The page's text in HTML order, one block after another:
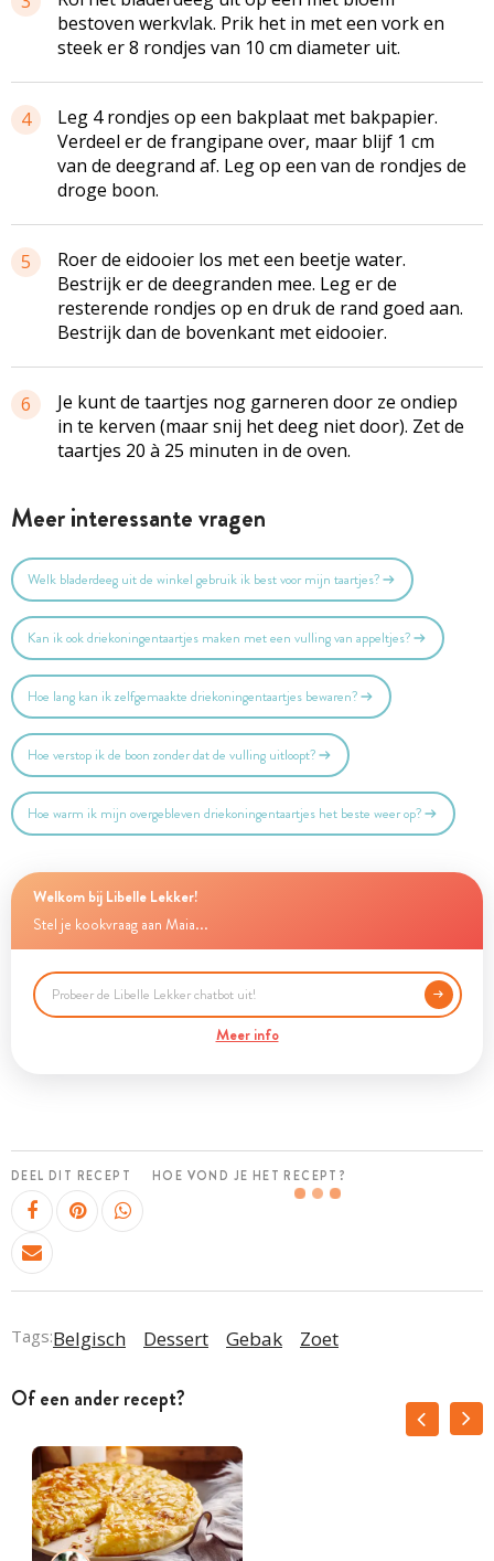
bestoven werkvlak. Prik het in met een vork en
steek er 8 rondjes van 10 cm diameter uit.
4
Leg 4 rondjes op een bakplaat met bakpapier.
Verdeel er de frangipane over, maar blijf 1 cm
van de deegrand af. Leg op een van de rondjes de
droge boon.
5
Roer de eidooier los met een beetje water.
Bestrijk er de deegranden mee. Leg er de
resterende rondjes op en druk de rand goed aan.
Bestrijk dan de bovenkant met eidooier.
6
Je kunt de taartjes nog garneren door ze ondiep
in te kerven (maar snij het deeg niet door). Zet de
taartjes 20 à 25 minuten in de oven.
Meer interessante vragen
Welk bladerdeeg uit de winkel gebruik ik best voor mijn taartjes?
Kan ik ook driekoningentaartjes maken met een vulling van appeltjes?
Hoe lang kan ik zelfgemaakte driekoningentaartjes bewaren?
Hoe verstop ik de boon zonder dat de vulling uitloopt?
Hoe warm ik mijn overgebleven driekoningentaartjes het beste weer op?
Welkom bij Libelle Lekker!
Stel je kookvraag aan Maia...
Meer info
DEEL DIT RECEPT HOE VOND JE HET RECEPT?
Tags:Belgisch Dessert Gebak Zoet
Of een ander recept?